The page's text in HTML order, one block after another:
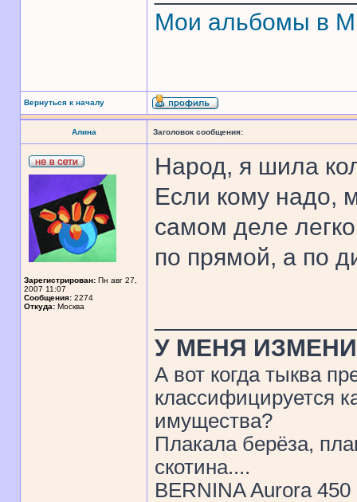
Мои альбомы в
Вернуться к началу
Алина Заголовок сообщения:
Зарегистрирован: Пн авг 27,
2007 11:07
Сообщения: 2274
Откуда: Москва
Народ, я шила
Если кому надо,
самом деле
по прямой, а по
У МЕНЯ
А вот когда тыква
классифицируется
имущества?
Плакала берёза,
скотина....
BERNINA Aurora 450